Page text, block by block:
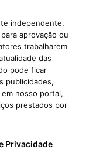
independente,
aprovação ou
trabalharem
das
pode ficar
publicidades,
nosso portal,
prestados por
Privacidade